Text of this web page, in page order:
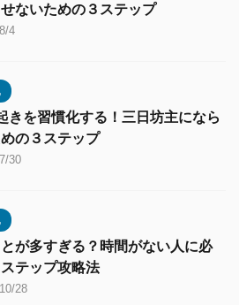
ないための３ステップ
4
きを習慣化する！三日坊主になら
の３ステップ
30
が多すぎる？時間がない人に必
テップ攻略法
28